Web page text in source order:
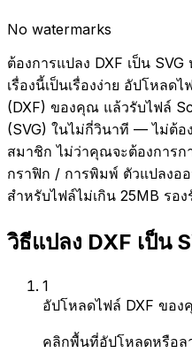
No watermarks
ต้องการแปลง DXF เป็น
เรื่องนี้เป็นเรื่องง่าย อัปโหลด
(DXF) ของคุณ แล้วรับไฟล์
(SVG) ในไม่กี่วินาที — ไม่ต้
สมาชิก ไม่ว่าคุณจะต้องการ
กราฟิก / การพิมพ์ ตัวแปลงอ
สำหรับไฟล์ไม่เกิน 25MB รอ
วิธีแปลง DXF เป็น
1
อัปโหลดไฟล์ DXF ขอ
คลิกพื้นที่อัปโหลดหรือล